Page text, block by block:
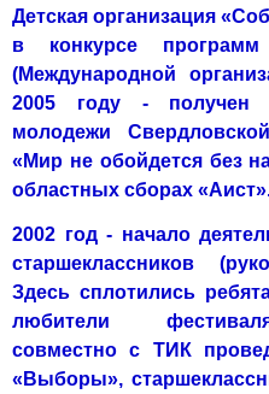
Детская организация
в конкурсе
(Международ­ной
2005 году - получен
молодежи
«Мир не обой­дется без
областных сборах
2002 год - начало
старшеклассников
Здесь сплотились
любители
совместно с ТИК
«Выборы»,